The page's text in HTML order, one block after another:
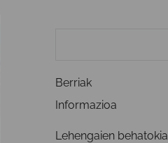
Berriak
Informazioa
Lehengaien behatokia